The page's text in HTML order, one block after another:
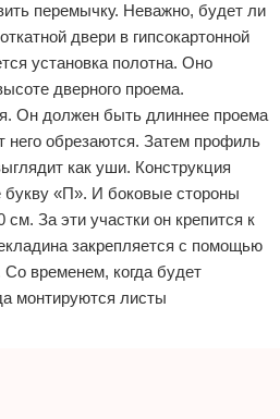
перемычку. Неважно, будет ли
двери в гипсокартонной
установка полотна. Оно
дверного проема.
Он должен быть длиннее проема
него обрезаются. Затем профиль
как уши. Конструкция
«П». И боковые стороны
За эти участки он крепится к
закрепляется с помощью
временем, когда будет
монтируются листы